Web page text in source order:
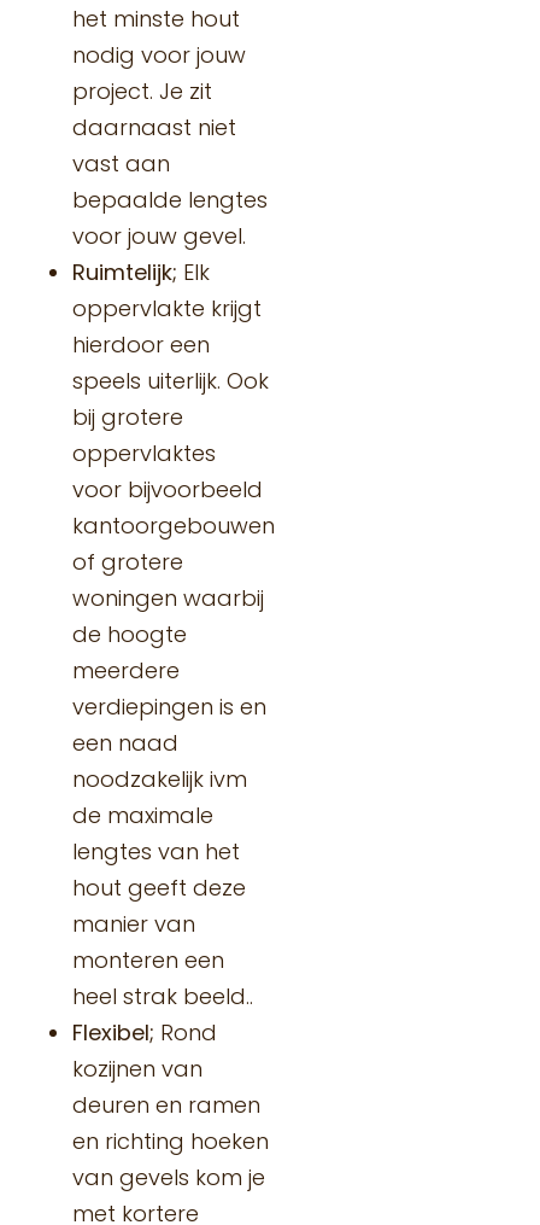
het minste hout
nodig voor jouw
project. Je zit
daarnaast niet
vast aan
bepaalde lengtes
voor jouw gevel.
Ruimtelijk; Elk
oppervlakte krijgt
hierdoor een
speels uiterlijk. Ook
bij grotere
oppervlaktes
voor bijvoorbeeld
kantoorgebouwen
of grotere
woningen waarbij
de hoogte
meerdere
verdiepingen is en
een naad
noodzakelijk ivm
de maximale
lengtes van het
hout geeft deze
manier van
monteren een
heel strak beeld..
Flexibel; Rond
kozijnen van
deuren en ramen
en richting hoeken
van gevels kom je
met kortere